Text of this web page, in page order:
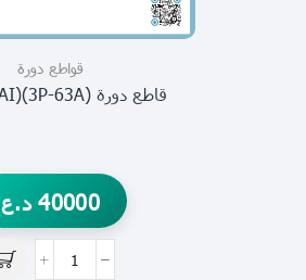
قواطع دورة
قاطع دورة (3P-63A)(HYUNDAI)
40000 د.ع